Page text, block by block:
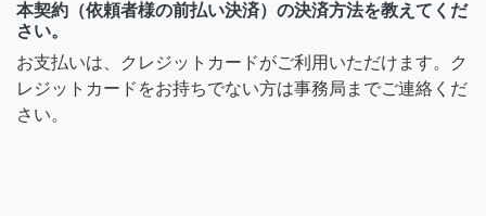
本契約（依頼者様の前払い決済）の決済方法を教えてくだ
さい。
お支払いは、クレジットカードがご利用いただけます。ク
レジットカードをお持ちでない方は事務局までご連絡くだ
さい。